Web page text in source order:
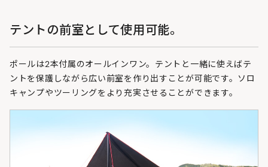
テントの前室として使用可能。
ポールは2本付属のオールインワン。テントと一緒に使えばテ
ントを保護しながら広い前室を作り出すことが可能です。ソロ
キャンプやツーリングをより充実させることができます。